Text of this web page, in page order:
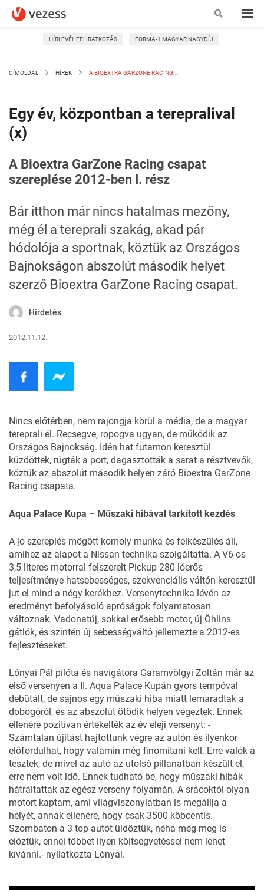
HÍRLEVÉL FELIRATKOZÁS FORMA-1 MAGYAR NAGYDÍJ
CÍMOLDAL HÍREK A BIOEXTRA GARZONE RACING...
Egy év, központban a terepralival
(x)
A Bioextra GarZone Racing csapat
szereplése 2012-ben I. rész
Bár itthon már nincs hatalmas mezőny,
még él a tereprali szakág, akad pár
hódolója a sportnak, köztük az Országos
Bajnokságon abszolút második helyet
szerző Bioextra GarZone Racing csapat.
Hirdetés
2012.11.12.
Nincs előtérben, nem rajongja körül a média, de a magyar
tereprali él. Recsegve, ropogva ugyan, de működik az
Országos Bajnokság. Idén hat futamon keresztül
küzdöttek, rúgták a port, dagasztották a sarat a résztvevők,
köztük az abszolút második helyen záró Bioextra GarZone
Racing csapata.
Aqua Palace Kupa – Műszaki hibával tarkított kezdés
A jó szereplés mögött komoly munka és felkészülés áll,
amihez az alapot a Nissan technika szolgáltatta. A V6-os
3,5 literes motorral felszerelt Pickup 280 lóerős
teljesítménye hatsebességes, szekvenciális váltón keresztül
jut el mind a négy kerékhez. Versenytechnika lévén az
eredményt befolyásoló apróságok folyamatosan
változnak. Vadonatúj, sokkal erősebb motor, új Öhlins
gátlók, és szintén új sebességváltó jellemezte a 2012-es
fejlesztéseket.
Lónyai Pál pilóta és navigátora Garamvölgyi Zoltán már az
első versenyen a II. Aqua Palace Kupán gyors tempóval
debütált, de sajnos egy műszaki hiba miatt lemaradtak a
dobogóról, és az abszolút ötödik helyen végeztek. Ennek
ellenére pozitívan értékelték az év eleji versenyt: -
Számtalan újítást hajtottunk végre az autón és ilyenkor
előfordulhat, hogy valamin még finomítani kell. Erre valók a
tesztek, de mivel az autó az utolsó pillanatban készült el,
erre nem volt idő. Ennek tudható be, hogy műszaki hibák
hátráltattak az egész verseny folyamán. A srácoktól olyan
motort kaptam, ami világviszonylatban is megállja a
helyét, annak ellenére, hogy csak 3500 köbcentis.
Szombaton a 3 top autót üldöztük, néha még meg is
előztük, ennél többet ilyen költségvetéssel nem lehet
kívánni.- nyilatkozta Lónyai.